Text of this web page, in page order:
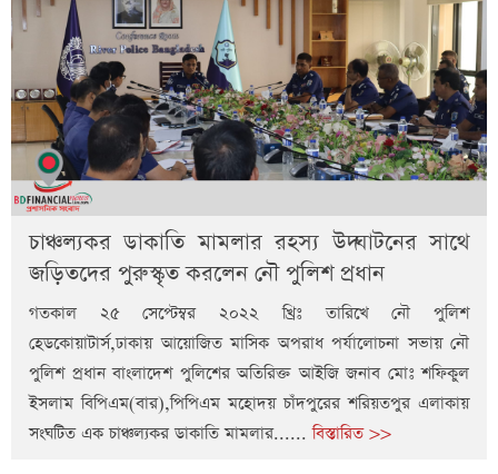
চাঞ্চল্যকর ডাকাতি মামলার রহস্য উদ্ঘাটনের সাথে
জড়িতদের পুরুস্কৃত করলেন নৌ পুলিশ প্রধান
গতকাল ২৫ সেপ্টেম্বর ২০২২ খ্রিঃ তারিখে নৌ পুলিশ
হেডকোয়াটার্স,ঢাকায় আয়োজিত মাসিক অপরাধ পর্যালোচনা সভায় নৌ
পুলিশ প্রধান বাংলাদেশ পুলিশের অতিরিক্ত আইজি জনাব মোঃ শফিকুল
ইসলাম বিপিএম(বার),পিপিএম মহোদয় চাঁদপুরের শরিয়তপুর এলাকায়
সংঘটিত এক চাঞ্চল্যকর ডাকাতি মামলার......বিস্তারিত >>